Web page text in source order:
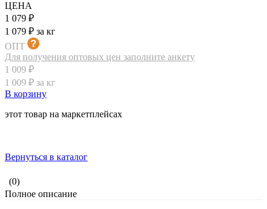
ЦЕНА
1 079 ₽
1 079 ₽ за кг
ОПТ
Для получения оптовых цен заполните анкету
1 009 ₽
1 009 ₽ за кг
В корзину
этот товар на маркетплейсах
Вернуться в каталог
(0)
Полное описание